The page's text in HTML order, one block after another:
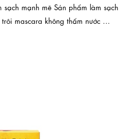
mạnh mẽ Sản phẩm làm sạch
mascara không thấm nước ...